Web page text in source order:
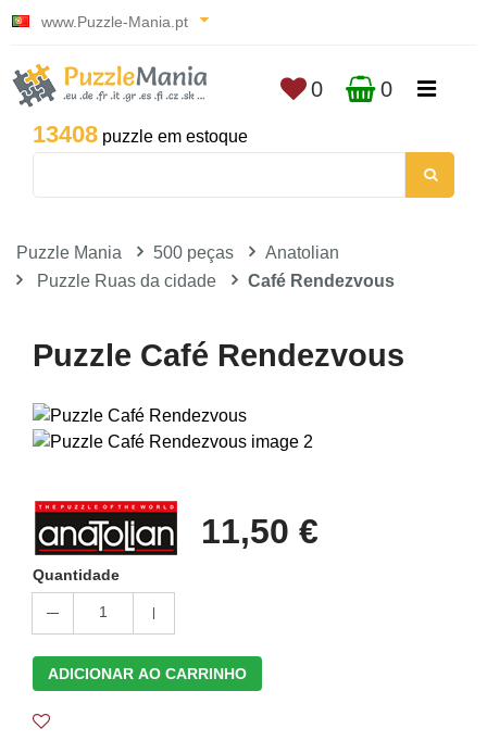
www.Puzzle-Mania.pt
13408 puzzle em estoque
0 0
Puzzle Mania 500 peças
Anatolian
Puzzle Ruas da cidade
Café Rendezvous
Puzzle Café Rendezvous
11,50 €
Quantidade
1
ADICIONAR AO CARRINHO